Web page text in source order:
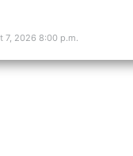
7, 2026 8:00 p.m.